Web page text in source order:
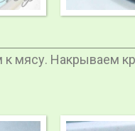
мясу. Накрываем